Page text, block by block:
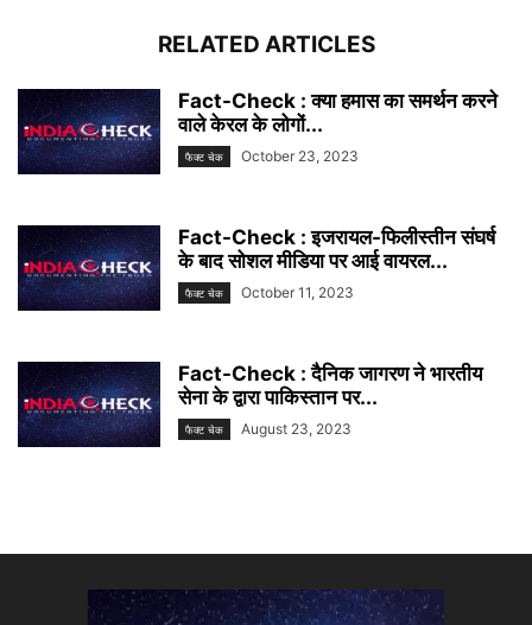
RELATED ARTICLES
Fact-Check : क्या हमास का समर्थन करने
वाले केरल के लोगों...
फैक्ट चेक October 23, 2023
Fact-Check : इजरायल-फिलीस्तीन संघर्ष
के बाद सोशल मीडिया पर आई वायरल...
फैक्ट चेक October 11, 2023
Fact-Check : दैनिक जागरण ने भारतीय
सेना के द्वारा पाकिस्तान पर...
फैक्ट चेक August 23, 2023